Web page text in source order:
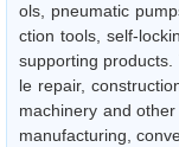
ols, pneumatic
ction tools, self-
supporting
le repair,
machinery and
manufacturing,